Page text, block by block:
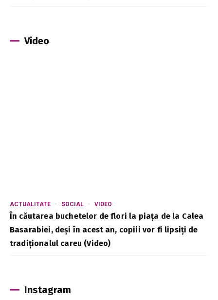
Video
ACTUALITATE SOCIAL VIDEO
În căutarea buchetelor de flori la piața de la Calea
Basarabiei, deși în acest an, copiii vor fi lipsiți de
tradiționalul careu (Video)
Instagram